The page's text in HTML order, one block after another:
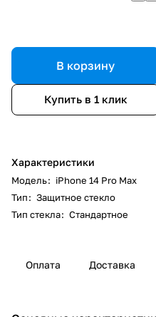
В корзину
Купить в 1 клик
Характеристики
Модель: iPhone 14 Pro Max
Тип: Защитное стекло
Тип стекла: Стандартное
Оплата Доставка